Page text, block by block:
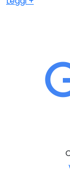
all’utente di
immediata. La
essere utilizzata
addirittura in
La sedia wc per
ideale per
bagno ogni
eviteranno inutili
eventuali